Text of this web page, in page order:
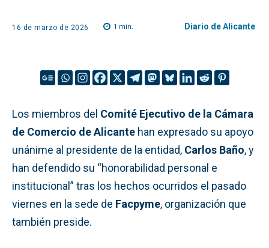
16 de marzo de 2026 1 min. Diario de Alicante
Los miembros del Comité Ejecutivo de la Cámara
de Comercio de Alicante han expresado su apoyo
unánime al presidente de la entidad, Carlos Baño, y
han defendido su “honorabilidad personal e
institucional” tras los hechos ocurridos el pasado
viernes en la sede de Facpyme, organización que
también preside.